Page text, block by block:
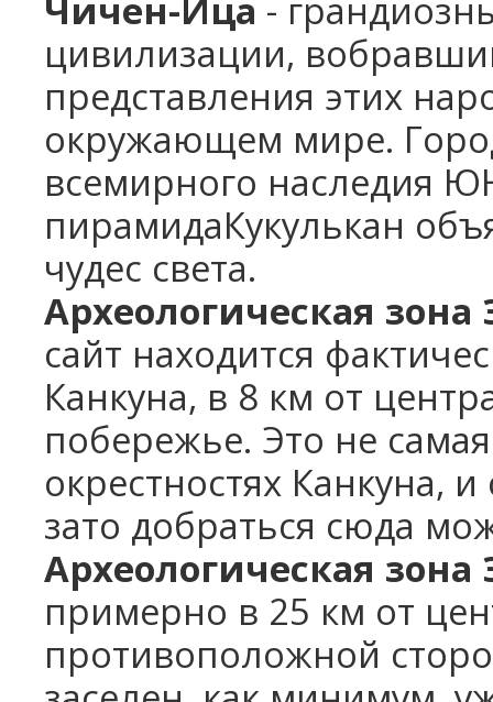
Чичен-Ица -
цивилизации,
представления этих
окружающем мире.
всемирного наследия
пирамидаКукулькан
чудес света.
Археологическая
сайт находится
Канкуна, в 8 км от
побережье. Это не
окрестностях Канкуна,
зато добраться сюда
Археологическая зона
примерно в 25 км от
противоположной